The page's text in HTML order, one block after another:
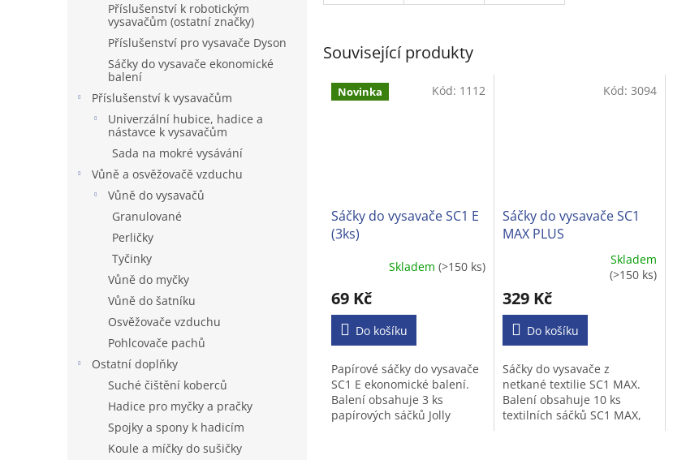
Příslušenství k robotickým
vysavačům (ostatní značky)
Příslušenství pro vysavače Dyson
Sáčky do vysavače ekonomické
balení
Příslušenství k vysavačům
Univerzální hubice, hadice a
nástavce k vysavačům
Sada na mokré vysávání
Vůně a osvěžovačě vzduchu
Vůně do vysavačů
Granulované
Perličky
Tyčinky
Vůně do myčky
Vůně do šatníku
Osvěžovače vzduchu
Pohlcovače pachů
Ostatní doplňky
Suché čištění koberců
Hadice pro myčky a pračky
Spojky a spony k hadicím
Koule a míčky do sušičky
Související produkty
Novinka
Sáčky do vysavače SC1 E
(3ks)
Skladem (>150 ks)
69 Kč
Do košíku
Papírové sáčky do vysavače
SC1 E ekonomické balení.
Balení obsahuje 3 ks
papírových sáčků Jolly
Kód: 1112
Sáčky do vysavače SC1
MAX PLUS
produktu
je
z
hvězdiček.
Skladem
(>150 ks)
329 Kč
Do košíku
Sáčky do vysavače z
netkané textilie SC1 MAX.
Balení obsahuje 10 ks
textilních sáčků SC1 MAX,
Kód: 3094